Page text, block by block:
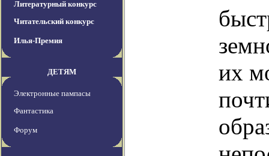
Литературный конкурс
Читательский конкурс
Илья-Премия
ДЕТЯМ
Электронные пампасы
Фантастика
Форум
их